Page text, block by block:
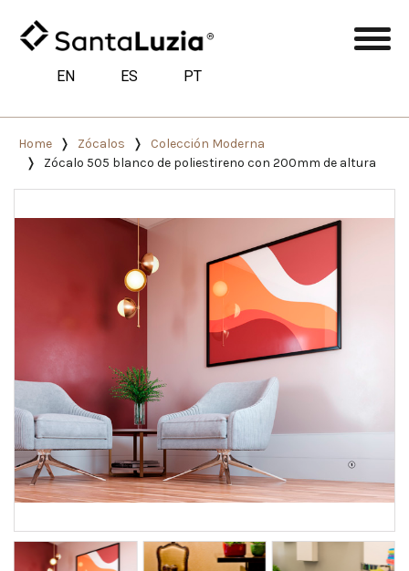
EN ES PT
Home Zócalos
Colección Moderna
Zócalo 505 blanco de poliestireno con 200mm de altura